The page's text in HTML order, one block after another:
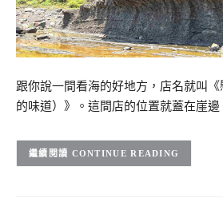
跟你說一間看海的好地方，店名就叫
的味道）》。這間店的位置就蓋在崖
CONTINUE READING